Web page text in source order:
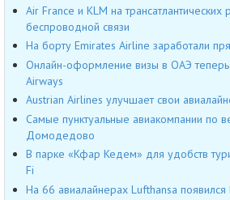
Air France и KLM на трансатлантических
беспроводной связи
На борту Emirates Airline заработали
Онлайн-оформление визы в ОАЭ
Airways
Austrian Airlines улучшает свои
Самые пунктуальные авиакомпании по
Домодедово
В парке «Кфар Кедем» для удобств
Fi
На 66 авиалайнерах Lufthansa появился